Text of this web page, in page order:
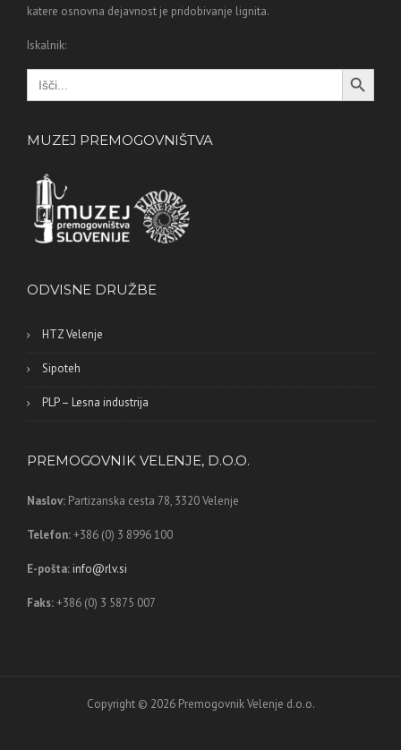
katere osnovna dejavnost je pridobivanje lignita.
Iskalnik:
Search
for:
Search Button
MUZEJ PREMOGOVNIŠTVA
ODVISNE DRUŽBE
HTZ Velenje
Sipoteh
PLP – Lesna industrija
PREMOGOVNIK VELENJE, D.O.O.
Naslov: Partizanska cesta 78, 3320 Velenje
Telefon:+386 (0) 3 8996 100
E-pošta: info@rlv.si
Faks:+386 (0) 3 5875 007
Copyright © 2026 Premogovnik Velenje d.o.o.